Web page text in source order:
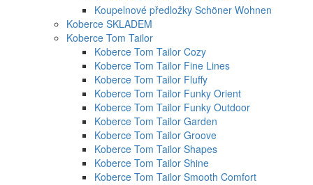
Koupelnové předložky Schöner Wohnen
Koberce SKLADEM
Koberce Tom Tailor
Koberce Tom Tailor Cozy
Koberce Tom Tailor Fine Lines
Koberce Tom Tailor Fluffy
Koberce Tom Tailor Funky Orient
Koberce Tom Tailor Funky Outdoor
Koberce Tom Tailor Garden
Koberce Tom Tailor Groove
Koberce Tom Tailor Shapes
Koberce Tom Tailor Shine
Koberce Tom Tailor Smooth Comfort